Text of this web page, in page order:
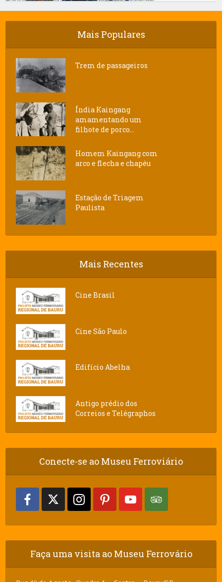
Mais Populares
Trem de passageiros
Índia Kaingang
amamentando um
filhote de porco...
Homem Kaingang com
arco e flecha e chapéu
Estação de Triagem
Paulista
Mais Recentes
Cine Brasil
Cine São Paulo
Edifício Abelha
Antigo prédio dos
Correios e Telégraphos
Conecte-se ao Museu Ferroviário
Faça uma visita ao Museu Ferrovário